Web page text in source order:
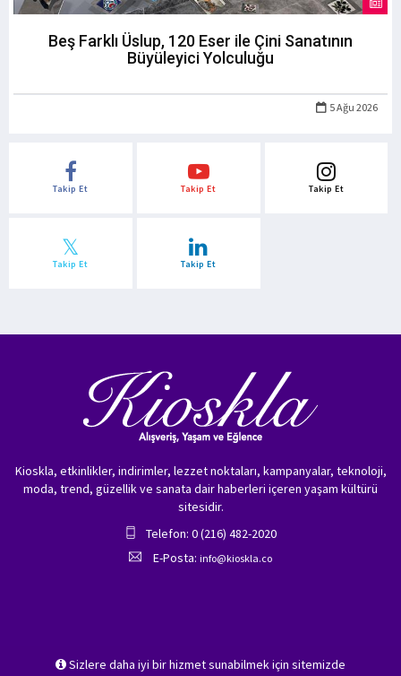
Beş Farklı Üslup, 120 Eser ile Çini Sanatının
Büyüleyici Yolculuğu
5 Ağu 2026
Takip Et Takip Et Takip Et
Takip Et Takip Et
Sizlere daha iyi bir hizmet sunabilmek için sitemizde
Kioskla, etkinlikler, indirimler, lezzet noktaları, kampanyalar, teknoloji,
moda, trend, güzellik ve sanata dair haberleri içeren yaşam kültürü
sitesidir.
Telefon: 0 (216) 482-2020
E-Posta: info@kioskla.co